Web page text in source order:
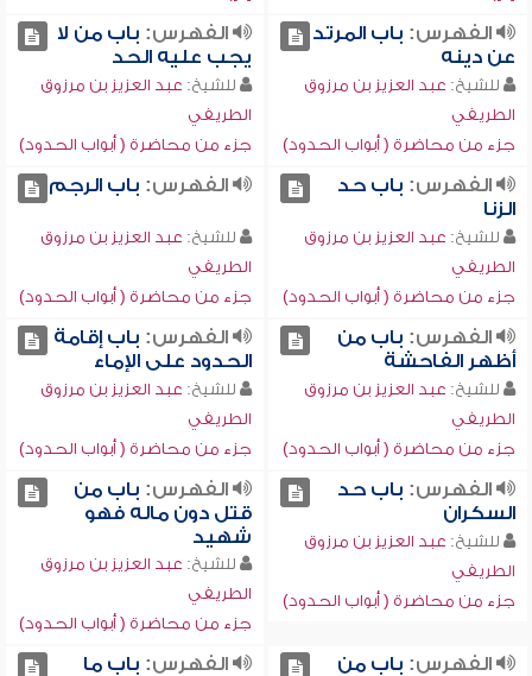
الفهرس: باب المرتد
عن دينه
للشيخ: عبد العزيز بن مرزوق
الطريفي
جزء من محاضرة ( أبواب الحدود)
الفهرس: باب من لا
يجب عليه الحد
للشيخ: عبد العزيز بن مرزوق
الطريفي
جزء من محاضرة ( أبواب الحدود)
الفهرس: باب حد
الزنا
للشيخ: عبد العزيز بن مرزوق
الطريفي
جزء من محاضرة ( أبواب الحدود)
الفهرس: باب الرجم
للشيخ: عبد العزيز بن مرزوق
الطريفي
جزء من محاضرة ( أبواب الحدود)
الفهرس: باب من
أظهر الفاحشة
للشيخ: عبد العزيز بن مرزوق
الطريفي
جزء من محاضرة ( أبواب الحدود)
الفهرس: باب إقامة
الحدود على الإماء
للشيخ: عبد العزيز بن مرزوق
الطريفي
جزء من محاضرة ( أبواب الحدود)
الفهرس: باب حد
السكران
للشيخ: عبد العزيز بن مرزوق
الطريفي
جزء من محاضرة ( أبواب الحدود)
الفهرس: باب من
قتل دون ماله فهو
شهيد
للشيخ: عبد العزيز بن مرزوق
الطريفي
جزء من محاضرة ( أبواب الحدود)
الفهرس: باب من
الفهرس: باب ما